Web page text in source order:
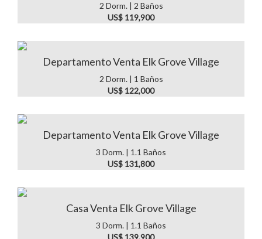
2 Dorm. | 2 Baños
US$ 119,900
Departamento Venta Elk Grove Village
2 Dorm. | 1 Baños
US$ 122,000
Departamento Venta Elk Grove Village
3 Dorm. | 1.1 Baños
US$ 131,800
Casa Venta Elk Grove Village
3 Dorm. | 1.1 Baños
US$ 139,900